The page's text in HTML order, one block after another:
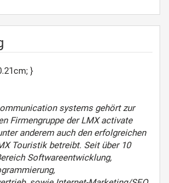
}
systems gehört zur
Firmengruppe der LMX activate
anderem auch den erfolgreichen
Touristik betreibt. Seit über 10
Softwareentwicklung,